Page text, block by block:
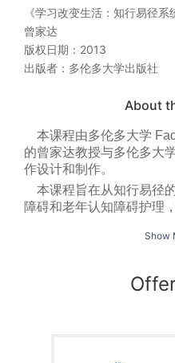
《学习改变生活：知行易径系
曾家达
版权日期：2013
出版者：多伦多大学出版社
About
本课程由多伦多大学
的曾家达教授与多伦多大
作设计和制作。
本课程旨在从知行易径
障碍和老年认知障碍护理
的老年人服务和支持，包
知障碍和老年认知障碍护
了顶尖的研究人员和从业
Show